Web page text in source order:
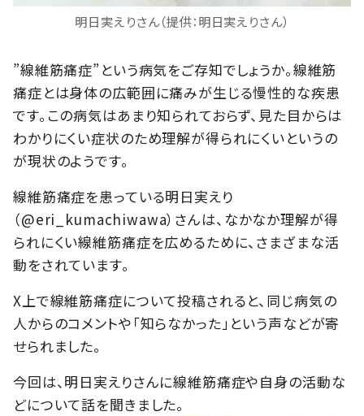
明日実えりさん（提供：明日実えりさん）
”線維筋痛症”という病気をご存知でしょうか。線維筋
痛症とは身体の広範囲に痛みが生じる慢性的な疾患
です。この病気はあまり知られておらず、見た目からは
わかりにくい症状のため理解が得られにくいというの
が現状のようです。
線維筋痛症を患っている明日実えり
（@eri_kumachiwawa）さんは、なかなか理解が得
られにくい線維筋痛症を広めるために、さまざまな活
動をされています。
X上で線維筋痛症について投稿されると、同じ病気の
人からのコメントや「知らなかった」という声などが寄
せられました。
今回は、明日実えりさんに線維筋痛症や自身の活動な
どについて話を聞きました。